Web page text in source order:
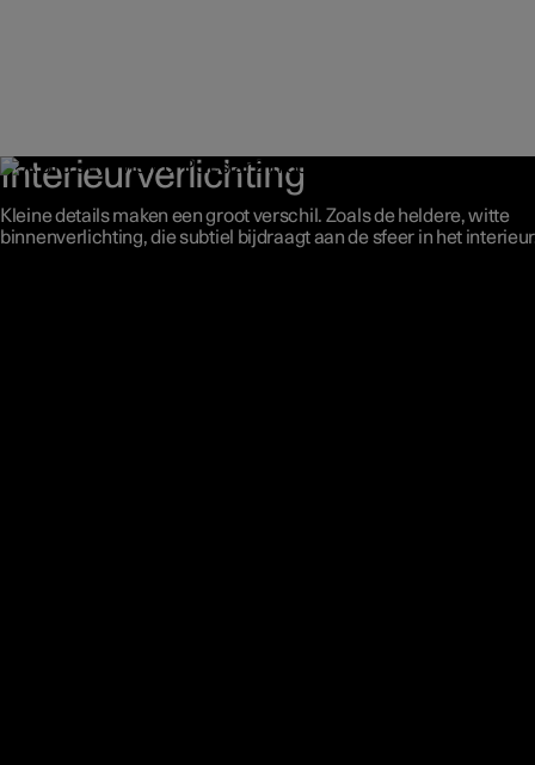
Interieurverlichting
Kleine details maken een groot verschil. Zoals de heldere, witte
binnenverlichting, die subtiel bijdraagt aan de sfeer in het